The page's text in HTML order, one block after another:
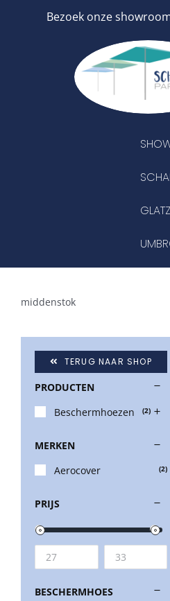
Bezoek onze
middenstok
TERUG NAAR SHOP
PRODUCTEN
Beschermhoezen
(2)
MERKEN
Aerocover
(2)
PRIJS
BESCHERMHOES